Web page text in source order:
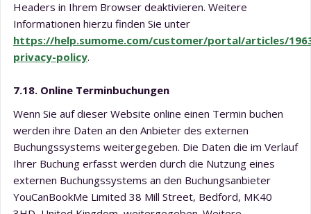
Headers in Ihrem Browser deaktivieren. Weitere
Informationen hierzu finden Sie unter
https://help.sumome.com/customer/portal/articles/
privacy-policy.
7.18. Online Terminbuchungen
Wenn Sie auf dieser Website online einen Termin buchen
werden ihre Daten an den Anbieter des externen
Buchungssystems weitergegeben. Die Daten die im Verlauf
Ihrer Buchung erfasst werden durch die Nutzung eines
externen Buchungssystems an den Buchungsanbieter
YouCanBookMe Limited 38 Mill Street, Bedford, MK40